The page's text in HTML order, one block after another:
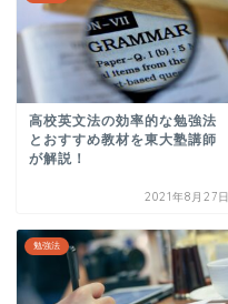
高校英文法の効率的な勉強法
とおすすめ教材を東大塾講師
が解説！
2021年8月27日
勉強法